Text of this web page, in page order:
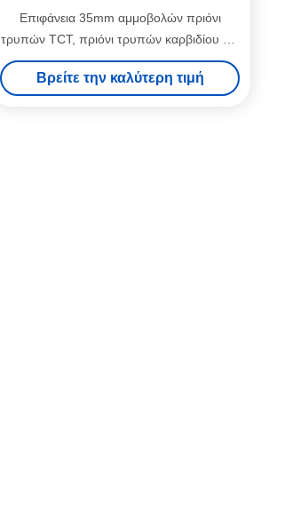
Επιφάνεια 35mm αμμοβολών πριόνι
τρυπών TCT, πριόνι τρυπών καρβιδίου για
την κοπή μετάλλων
Βρείτε την καλύτερη τιμή